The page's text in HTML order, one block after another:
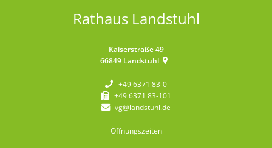
Rathaus Landstuhl
Kaiserstraße 49
66849 Landstuhl
+49 6371 83-0
+49 6371 83-101
vg@landstuhl.de
Öffnungszeiten